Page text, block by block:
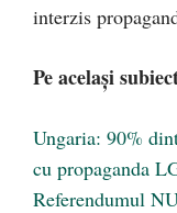
interzis
Pe același
Ungaria: 90%
cu propaganda
Referendumul